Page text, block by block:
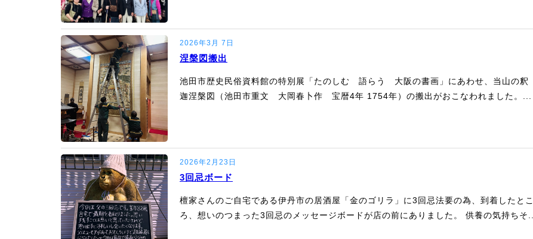
2026年3月 7日
涅槃図搬出
池田市歴史民俗資料館の特別展「たのしむ 語らう 大阪の書画」にあわせ、当山の釈
迦涅槃図（池田市重文 大岡春卜作 宝暦4年 1754年）の搬出がおこなわれました。...
2026年2月23日
3回忌ボード
檀家さんのご自宅である伊丹市の居酒屋「金のゴリラ」に3回忌法要の為、到着したとこ
ろ、想いのつまった3回忌のメッセージボードが店の前にありました。 供養の気持ちそ...